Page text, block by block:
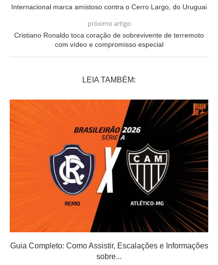
Internacional marca amistoso contra o Cerro Largo, do Uruguai
próximo artigo
Cristiano Ronaldo toca coração de sobrevivente de terremoto
com vídeo e compromisso especial
LEIA TAMBÉM:
Guia Completo: Como Assistir, Escalações e Informações
sobre...